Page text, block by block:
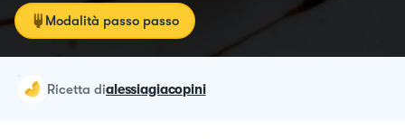
Modalità passo passo
ricetta dialessiagiacopini